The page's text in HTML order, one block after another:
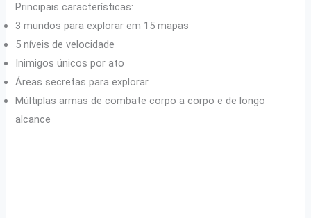
Principais características:
3 mundos para explorar em 15 mapas
5 níveis de velocidade
Inimigos únicos por ato
Áreas secretas para explorar
Múltiplas armas de combate corpo a corpo e de longo
alcance